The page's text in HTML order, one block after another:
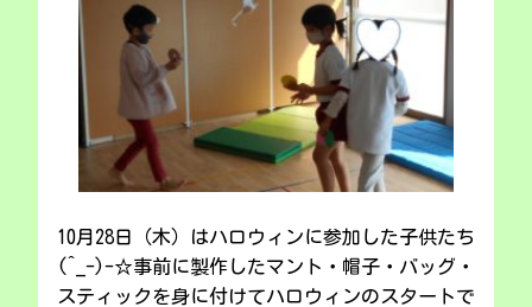
10月28日（木）はハロウィンに参加した子供たち
(^_-)-☆事前に製作したマント・帽子・バッグ・
スティックを身に付けてハロウィンのスタートで